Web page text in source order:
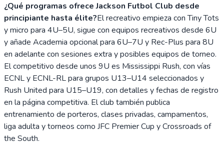
¿Qué programas ofrece Jackson Futbol Club desde
principiante hasta élite?El recreativo empieza con Tiny Tots
y micro para 4U–5U, sigue con equipos recreativos desde 6U
y añade Academia opcional para 6U–7U y Rec-Plus para 8U
en adelante con sesiones extra y posibles equipos de torneo.
El competitivo desde unos 9U es Mississippi Rush, con vías
ECNL y ECNL-RL para grupos U13–U14 seleccionados y
Rush United para U15–U19, con detalles y fechas de registro
en la página competitiva. El club también publica
entrenamiento de porteros, clases privadas, campamentos,
liga adulta y torneos como JFC Premier Cup y Crossroads of
the South.